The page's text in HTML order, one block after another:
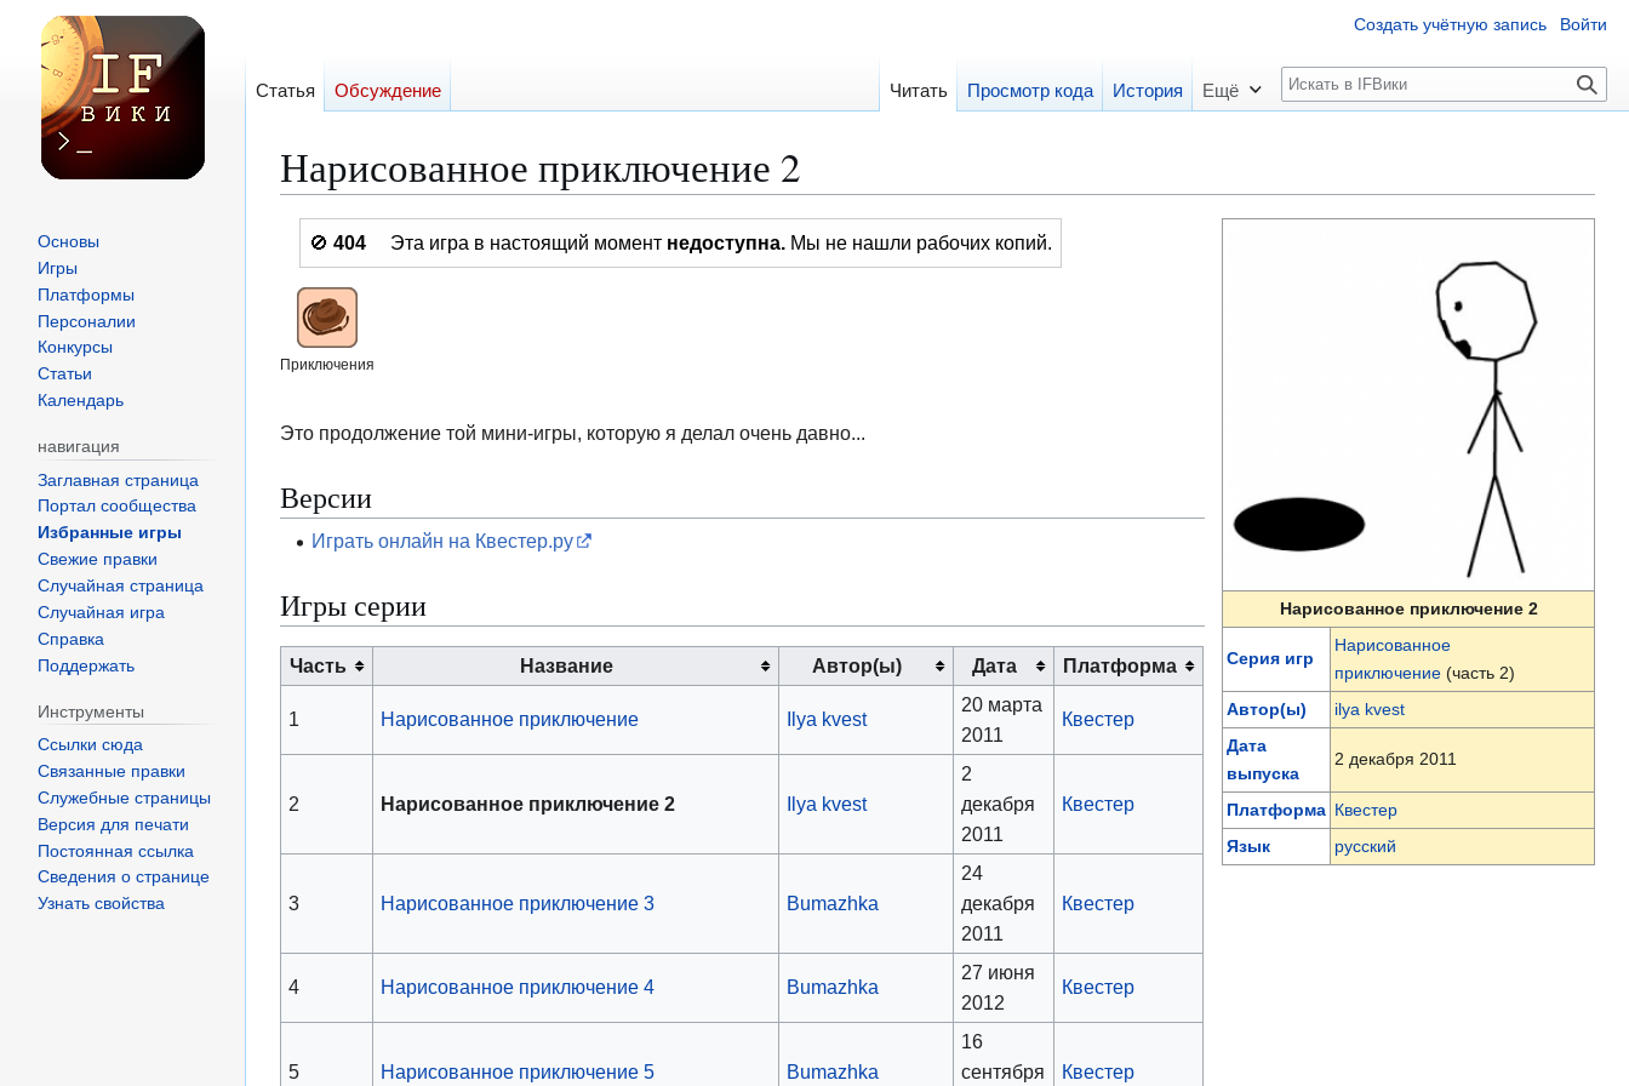
Нарисованное приключение 2
Перейти
навигации
Перейти
поиску
Нарисованное приключение 2
Серия игр
Нарисованное
приключение (часть 2)
Автор(ы)
ilya kvest
Дата
выпуска
2 декабря 2011
Платформа Квестер
Язык
русский
🚫404 Эта игра в настоящий момент недоступна. Мы не нашли рабочих копий.
Приключения
Это продолжение той мини-игры, которую я делал очень давно...
Версии
Играть онлайн на Квестер.ру
Игры серии
Часть Название Автор(ы) Дата Платформа
1 Нарисованное приключение Ilya kvest
20 марта
2011
Квестер
2 Нарисованное приключение 2 Ilya kvest
2
декабря
2011
Квестер
3 Нарисованное приключение 3 Bumazhka
24
декабря
2011
Квестер
4 Нарисованное приключение 4 Bumazhka
27 июня
2012
Квестер
5 Нарисованное приключение 5 Bumazhka
16
сентября
Квестер
Создать учётную запись Войти
Статья Обсуждение Читать Просмотр кода История Ещё
П
о
к
Основы
Игры
Платформы
Персоналии
Конкурсы
Статьи
Календарь
навигация
Заглавная страница
Портал сообщества
Избранные игры
Свежие правки
Случайная страница
Случайная игра
Справка
Поддержать
Инструменты
Ссылки сюда
Связанные правки
Служебные страницы
Версия для печати
Постоянная ссылка
Сведения о странице
Узнать свойства